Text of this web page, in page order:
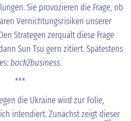
Sie provozieren die Frage, ob
Vernichtungsrisiken unserer
Strategen zerquält diese Frage
Sun Tsu gern zitiert. Spätestens
back2business.
***
die Ukraine wird zur Folie,
intendiert. Zunächst zeigt dieser